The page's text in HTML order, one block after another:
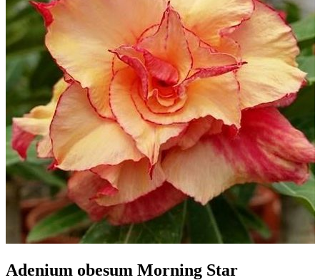
Adenium obesum Morning Star